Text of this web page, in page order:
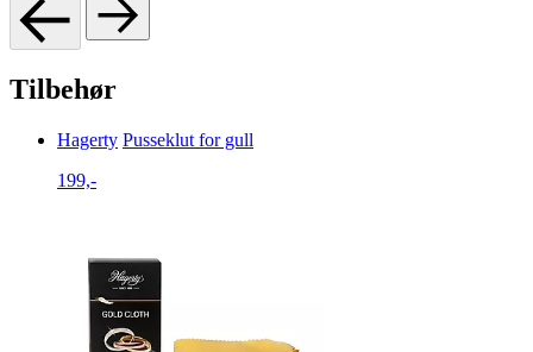
Tilbehør
Hagerty Pusseklut for gull
199,-